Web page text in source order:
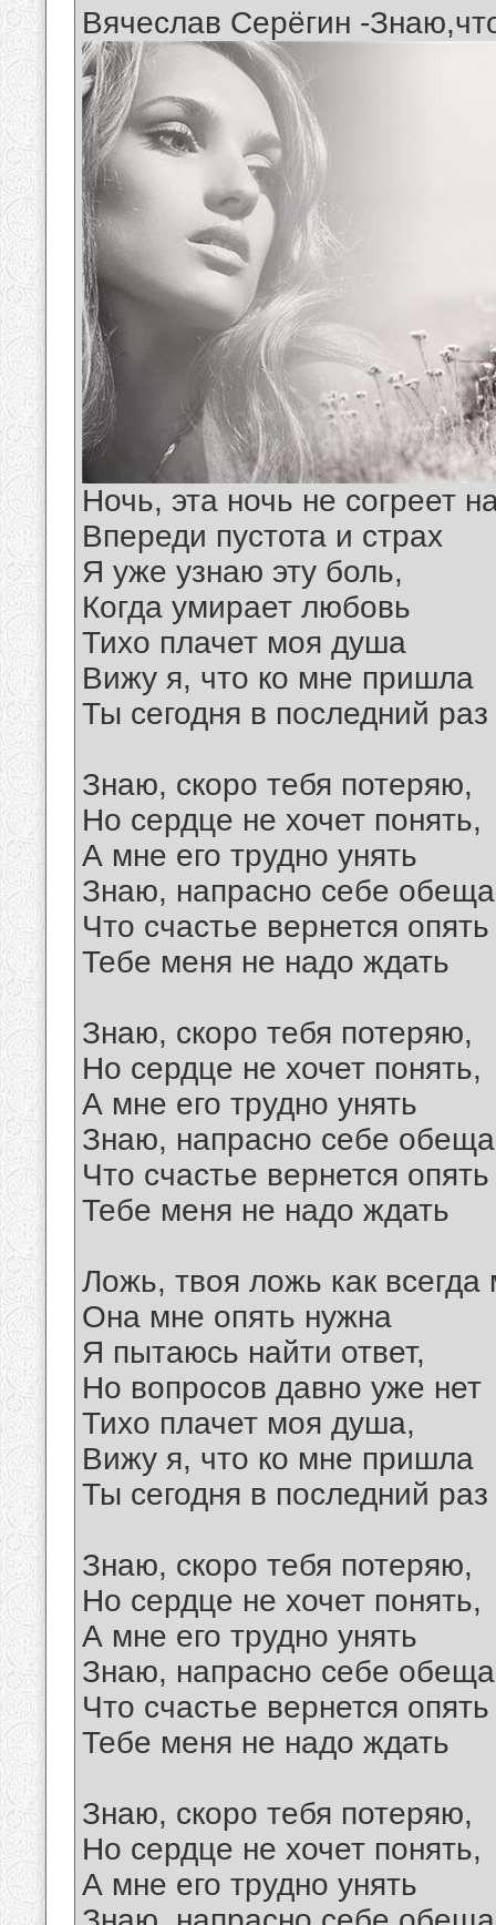
Вячеслав Серёгин -
Ночь, эта ночь не согреет
Впереди пустота и страх
Я уже узнаю эту боль,
Когда умирает любовь
Тихо плачет моя душа
Вижу я, что ко мне пришла
Ты сегодня в последний раз
Знаю, скоро тебя потеряю,
Но сердце не хочет понять,
А мне его трудно унять
Знаю, напрасно себе
Что счастье вернется опять
Тебе меня не надо ждать
Знаю, скоро тебя потеряю,
Но сердце не хочет понять,
А мне его трудно унять
Знаю, напрасно себе
Что счастье вернется опять
Тебе меня не надо ждать
Ложь, твоя ложь как всегда
Она мне опять нужна
Я пытаюсь найти ответ,
Но вопросов давно уже нет
Тихо плачет моя душа,
Вижу я, что ко мне пришла
Ты сегодня в последний раз
Знаю, скоро тебя потеряю,
Но сердце не хочет понять,
А мне его трудно унять
Знаю, напрасно себе
Что счастье вернется опять
Тебе меня не надо ждать
Знаю, скоро тебя потеряю,
Но сердце не хочет понять,
А мне его трудно унять